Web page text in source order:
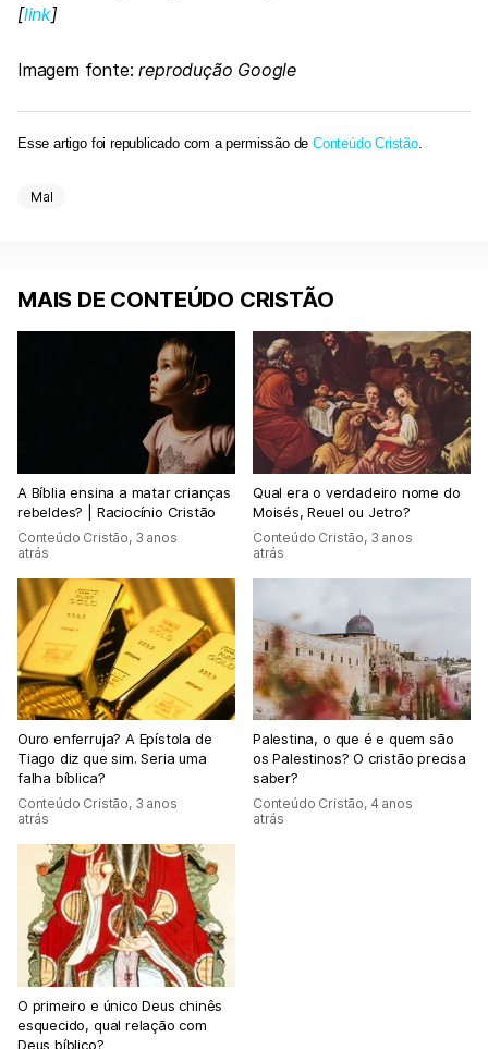
[link]
Imagem fonte: reprodução Google
Esse artigo foi republicado com a permissão de Conteúdo Cristão.
Mal
MAIS DE CONTEÚDO CRISTÃO
A Bíblia ensina a matar crianças
rebeldes? | Raciocínio Cristão
Conteúdo Cristão, 3 anos
atrás
Qual era o verdadeiro nome do
Moisés, Reuel ou Jetro?
Conteúdo Cristão, 3 anos
atrás
Ouro enferruja? A Epístola de
Tiago diz que sim. Seria uma
falha bíblica?
Conteúdo Cristão, 3 anos
atrás
Palestina, o que é e quem são
os Palestinos? O cristão precisa
saber?
Conteúdo Cristão, 4 anos
atrás
O primeiro e único Deus chinês
esquecido, qual relação com
Deus bíblico?